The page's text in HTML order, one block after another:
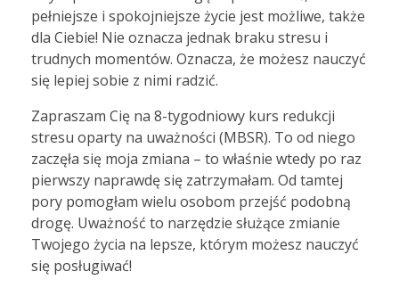
pełniejsze i spokojniejsze życie jest możliwe, także
dla Ciebie! Nie oznacza jednak braku stresu i
trudnych momentów. Oznacza, że możesz nauczyć
się lepiej sobie z nimi radzić.
Zapraszam Cię na 8-tygodniowy kurs redukcji
stresu oparty na uważności (MBSR). To od niego
zaczęła się moja zmiana – to właśnie wtedy po raz
pierwszy naprawdę się zatrzymałam. Od tamtej
pory pomogłam wielu osobom przejść podobną
drogę. Uważność to narzędzie służące zmianie
Twojego życia na lepsze, którym możesz nauczyć
się posługiwać!